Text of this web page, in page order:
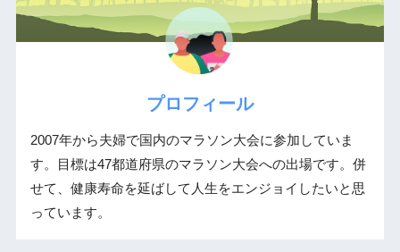
プロフィール
2007年から夫婦で国内のマラソン大会に参加していま
す。目標は47都道府県のマラソン大会への出場です。併
せて、健康寿命を延ばして人生をエンジョイしたいと思
っています。